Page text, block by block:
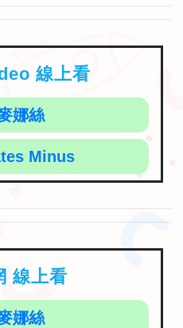
線上看
娜絲
Minus
線上看
娜絲